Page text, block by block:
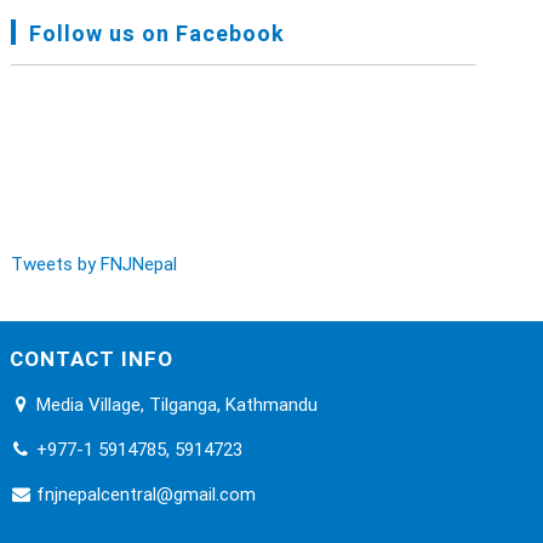
FNJ, Financial Report Presented At Nagarkot
Follow us on Facebook
Tweets by FNJNepal
CONTACT INFO
Media Village, Tilganga, Kathmandu
+977-1 5914785, 5914723
fnjnepalcentral@gmail.com